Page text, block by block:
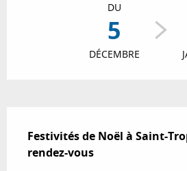
DU
5
DÉCEMBRE
Festivités de Noël à Saint-
rendez-vous